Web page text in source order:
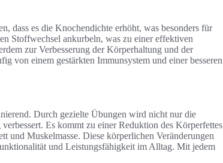
dass es die Knochendichte erhöht, was besonders für
Stoffwechsel ankurbeln, was zu einer effektiven
zur Verbesserung der Körperhaltung und der
von einem gestärkten Immunsystem und einer besseren
Durch gezielte Übungen wird nicht nur die
Es kommt zu einer Reduktion des Körperfettes
und Muskelmasse. Diese körperlichen Veränderungen
und Leistungsfähigkeit im Alltag. Mit jedem